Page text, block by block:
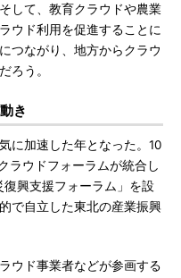
して、教育クラウドや農業
ウド利用を促進することに
つながり、地方からクラウ
ろう。
き
に加速した年となった。10
ラウドフォーラムが統合し
興支援フォーラム」を設
で自立した東北の産業振興
ウド事業者などが参画する